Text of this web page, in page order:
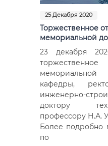
25 Декабря 2020
Торжественное
мемориальной
23 декабря
мемориальной
кафедры,
инженерно-
доктору
профессору Н.А.
Более подробно
по